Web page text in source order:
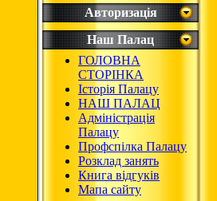
Авторизація
Наш Палац
ГОЛОВНА
СТОРІНКА
Історія Палацу
НАШ ПАЛАЦ
Адміністрація
Палацу
Профспілка Палацу
Розклад занять
Книга відгуків
Мапа сайту